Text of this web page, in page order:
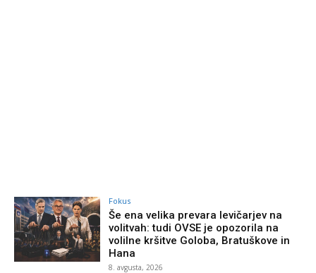
Fokus
Še ena velika prevara levičarjev na
volitvah: tudi OVSE je opozorila na
volilne kršitve Goloba, Bratuškove in
Hana
8. avgusta, 2026